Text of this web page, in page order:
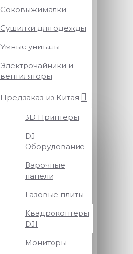
Соковыжималки
Сушилки для одежды
Умные унитазы
Электрочайники и
вентиляторы
Предзаказ из Китая
3D Принтеры
DJ
Оборудование
Варочные
панели
Газовые плиты
Квадрокоптеры
DJI
Мониторы